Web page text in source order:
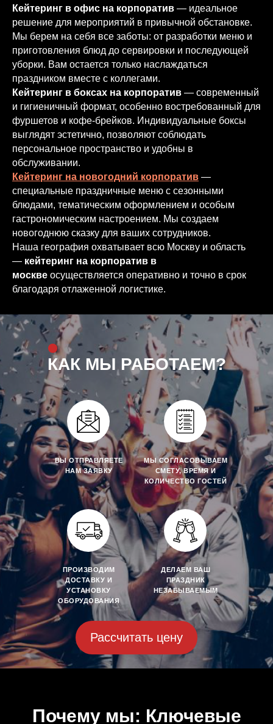
Кейтеринг в офис на корпоратив — идеальное
решение для мероприятий в привычной обстановке.
Мы берем на себя все заботы: от разработки меню и
приготовления блюд до сервировки и последующей
уборки. Вам остается только наслаждаться
праздником вместе с коллегами.
Кейтеринг в боксах на корпоратив — современный
и гигиеничный формат, особенно востребованный для
фуршетов и кофе-брейков. Индивидуальные боксы
выглядят эстетично, позволяют соблюдать
персональное пространство и удобны в
обслуживании.
Кейтеринг на новогодний корпоратив —
специальные праздничные меню с сезонными
блюдами, тематическим оформлением и особым
гастрономическим настроением. Мы создаем
новогоднюю сказку для ваших сотрудников.
Наша география охватывает всю Москву и область
— кейтеринг на корпоратив в
москве осуществляется оперативно и точно в срок
благодаря отлаженной логистике.
КАК МЫ РАБОТАЕМ?
ВЫ ОТПРАВЛЯЕТЕ
НАМ ЗАЯВКУ
МЫ СОГЛАСОВЫВАЕМ
СМЕТУ, ВРЕМЯ И
КОЛИЧЕСТВО ГОСТЕЙ
ПРОИЗВОДИМ
ДОСТАВКУ И
УСТАНОВКУ
ОБОРУДОВАНИЯ
ДЕЛАЕМ ВАШ
ПРАЗДНИК
НЕЗАБЫВАЕМЫМ
Рассчитать цену
Почему мы: Ключевые